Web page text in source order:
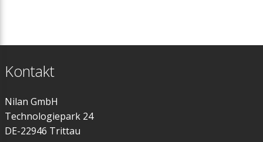
Kontakt
Nilan GmbH
Technologiepark 24
DE-22946 Trittau